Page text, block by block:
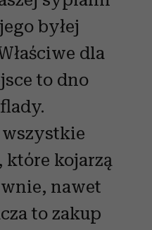
byłej
dla
to dno
kojarzą
nawet
to zakup